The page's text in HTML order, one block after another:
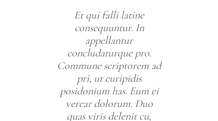
Et qui falli latine
consequuntur. In
appellantur
concludaturque pro.
Commune scriptorem ad
pri, ut euripidis
posidonium has. Eum ei
verear dolorum. Duo
quas viris delenit cu,